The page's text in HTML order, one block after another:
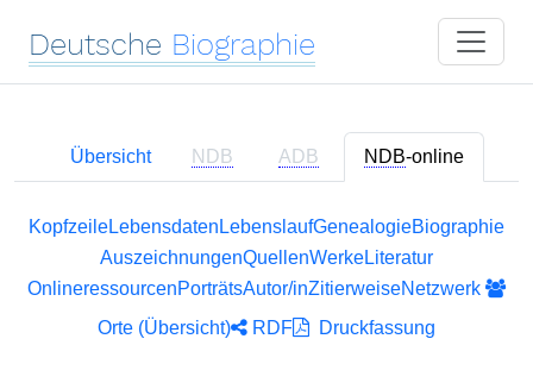
Deutsche Biographie
Übersicht NDB ADB NDB-online
KopfzeileLebensdaten LebenslaufGenealogieBiographie
AuszeichnungenQuellenWerkeLiteratur
OnlineressourcenPorträtsAutor/inZitierweiseNetzwerk
Orte (Übersicht)
RDF Druckfassung